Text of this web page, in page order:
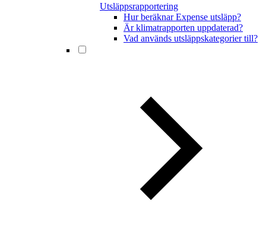
Utsläppsrapportering
Hur beräknar Expense utsläpp?
Är klimatrapporten uppdaterad?
Vad används utsläppskategorier till?